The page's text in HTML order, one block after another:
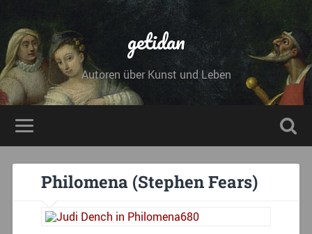
getidan
Autoren über Kunst und Leben
Philomena (Stephen Fears)